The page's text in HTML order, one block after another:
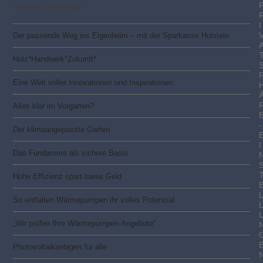
Der passende Weg ins Eigenheim – mit der Sparkasse Holstein
Holz*Handwerk*Zukunft*
Eine Welt voller Innovationen und Inspirationen
Alles klar im Vorgarten?
Der klimaangepasste Garten
Das Fundament als sichere Basis
Hohe Effizienz spart bares Geld
So entfalten Wärmepumpen ihr volles Potenzial
„Wir prüfen Ihre Wärmepumpen-Angebote“
Photovoltaik­­anlagen für alle
I
-
I
L
L